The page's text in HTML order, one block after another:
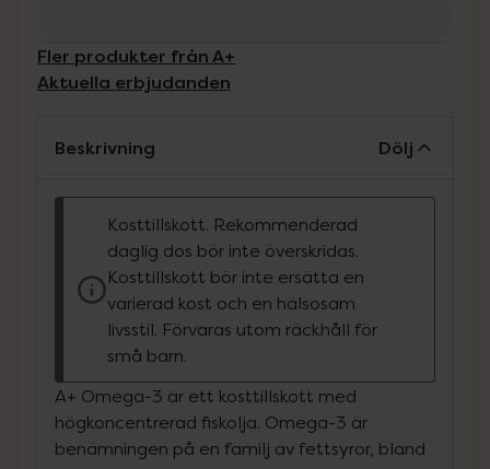
Fler produkter från A+
Aktuella erbjudanden
Beskrivning Dölj
Kosttillskott. Rekommenderad
daglig dos bör inte överskridas.
Kosttillskott bör inte ersätta en
varierad kost och en hälsosam
livsstil. Förvaras utom räckhåll för
små barn.
A+ Omega-3 är ett kosttillskott med
högkoncentrerad fiskolja. Omega-3 är
benämningen på en familj av fettsyror, bland